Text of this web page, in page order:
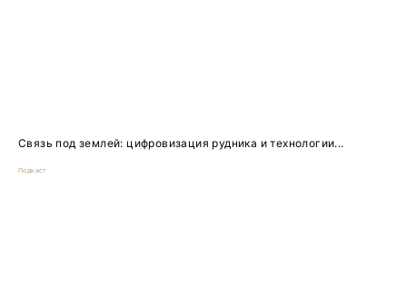
Связь под землей: цифровизация рудника и технологии...
Подкаст